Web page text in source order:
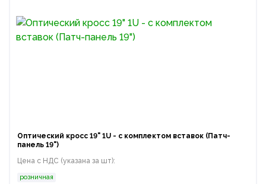
Оптический кросс 19" 1U - с комплектом вставок (Патч-
панель 19")
Цена с НДС (указана за шт):
розничная